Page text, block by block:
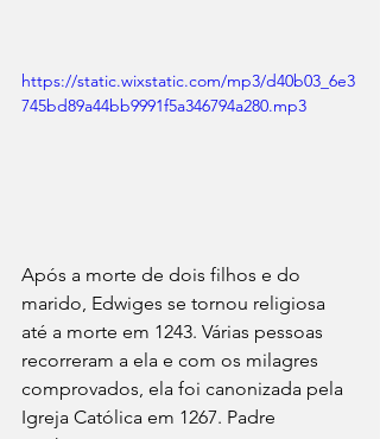
https://static.wixstatic.com/mp3/d40b03_6e3
745bd89a44bb9991f5a346794a280.mp3
Após a morte de dois filhos e do
marido, Edwiges se tornou religiosa
até a morte em 1243. Várias pessoas
recorreram a ela e com os milagres
comprovados, ela foi canonizada pela
Igreja Católica em 1267. Padre